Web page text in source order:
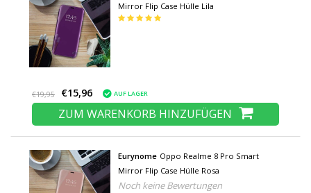
Mirror Flip Case Hülle Lila
€19,95 €15,96 AUF LAGER
ZUM WARENKORB HINZUFÜGEN
Eurynome Oppo Realme 8 Pro Smart
Mirror Flip Case Hülle Rosa
Noch keine Bewertungen